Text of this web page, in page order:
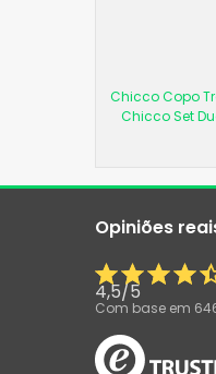
Chicco Copo
Chicco Set
Opiniões
4,5/5
Com base em